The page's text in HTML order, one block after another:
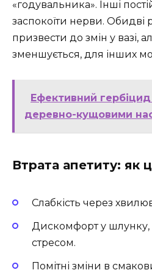
«годувальника». Інші
заспокоїти нерви. Обидві
призвести до змін у вазі,
зменшується, для інших
Ефективний
деревно-кущовими
Втрата апетиту: як
Слабкість через
Дискомфорт у
стресом.
Помітні зміни в